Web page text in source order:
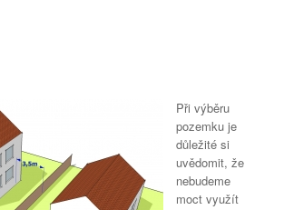
Při výběru
pozemku je
důležité si
uvědomit, že
nebudeme
moct využít